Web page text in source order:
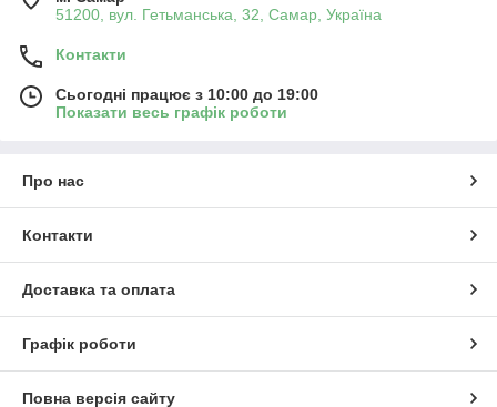
51200, вул. Гетьманська, 32, Самар, Україна
Контакти
Сьогодні працює з 10:00 до 19:00
Показати весь графік роботи
Про нас
Контакти
Доставка та оплата
Графік роботи
Повна версія сайту